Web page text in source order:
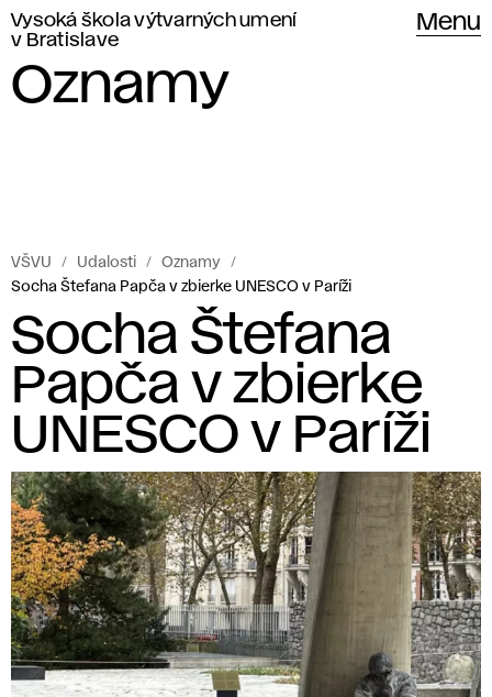
Vysoká škola výtvarných umení
v Bratislave
Menu
Oznamy
VŠVU Udalosti
Oznamy
Socha Štefana Papča v zbierke UNESCO v Paríži
Socha Štefana
Papča v zbierke
UNESCO v Paríži